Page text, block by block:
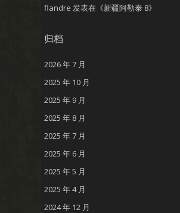
flandre 发表在《新疆阿勒泰 8》
归档
2026 年 7 月
2025 年 10 月
2025 年 9 月
2025 年 8 月
2025 年 7 月
2025 年 6 月
2025 年 5 月
2025 年 4 月
2024 年 12 月